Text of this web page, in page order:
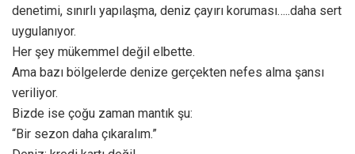
denetimi, sınırlı yapılaşma, deniz çayırı koruması…..daha sert
uygulanıyor.
Her şey mükemmel değil elbette.
Ama bazı bölgelerde denize gerçekten nefes alma şansı
veriliyor.
Bizde ise çoğu zaman mantık şu:
“Bir sezon daha çıkaralım.”